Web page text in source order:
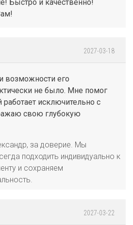
Быстро и качественно!
2027-03-18
возможности его
не было. Мне помог
работает исключительно с
свою глубокую
за доверие. Мы
подходить индивидуально к
и сохраняем
2027-03-22